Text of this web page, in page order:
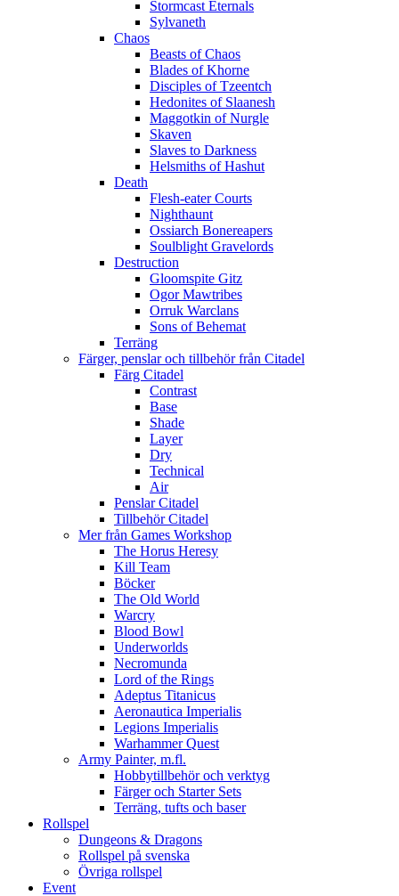
Stormcast Eternals
Sylvaneth
Chaos
Beasts of Chaos
Blades of Khorne
Disciples of Tzeentch
Hedonites of Slaanesh
Maggotkin of Nurgle
Skaven
Slaves to Darkness
Helsmiths of Hashut
Death
Flesh-eater Courts
Nighthaunt
Ossiarch Bonereapers
Soulblight Gravelords
Destruction
Gloomspite Gitz
Ogor Mawtribes
Orruk Warclans
Sons of Behemat
Terräng
Färger, penslar och tillbehör från Citadel
Färg Citadel
Contrast
Base
Shade
Layer
Dry
Technical
Air
Penslar Citadel
Tillbehör Citadel
Mer från Games Workshop
The Horus Heresy
Kill Team
Böcker
The Old World
Warcry
Blood Bowl
Underworlds
Necromunda
Lord of the Rings
Adeptus Titanicus
Aeronautica Imperialis
Legions Imperialis
Warhammer Quest
Army Painter, m.fl.
Hobbytillbehör och verktyg
Färger och Starter Sets
Terräng, tufts och baser
Rollspel
Dungeons & Dragons
Rollspel på svenska
Övriga rollspel
Event